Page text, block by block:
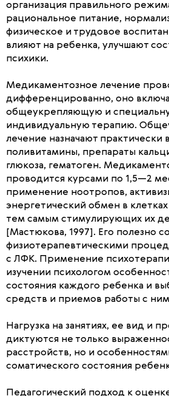
организация правильного
рациональное питание,
физическое и трудовое
влияют на ребенка, улучшают
психики.
Медикаментозное лечение
дифференцированно, оно
общеукрепляющую и
индивидуальную терапию.
лечение назначают практически
поливитамины, препараты
глюкоза, гематоген.
проводится курсами по 1,5—2
применение ноотропов,
энергетический обмен в клетках
тем самым стимулирующих их
[Мастюкова, 1997]. Его полезно
физиотерапевтическими
с ЛФК. Применение
изучении психологом
состояния каждого ребенка и
средств и приемов работы с
Нагрузка на занятиях, ее вид и
диктуются не только
расстройств, но и
соматического состояния
Педагогический подход к